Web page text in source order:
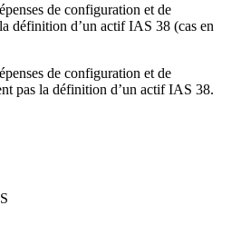
de configuration et de
définition d’un actif IAS 38 (cas en
de configuration et de
pas la définition d’un actif IAS 38.